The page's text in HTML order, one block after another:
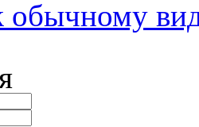
обычному